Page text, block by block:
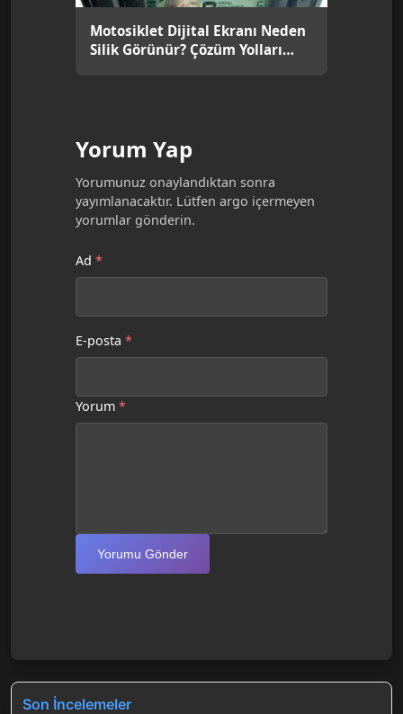
Motosiklet Dijital Ekranı Neden
Silik Görünür? Çözüm Yolları
Yorum Yap
Yorumunuz onaylandıktan sonra
yayımlanacaktır. Lütfen argo içermeyen
yorumlar gönderin.
Ad *
E-posta *
Yorum *
Yorumu Gönder
Son İncelemeler